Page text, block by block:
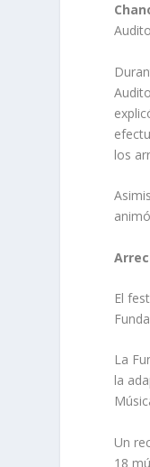
los
El
La
la
Un
18